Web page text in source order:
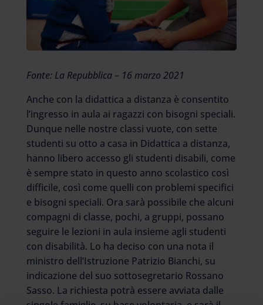
Fonte: La Repubblica – 16 marzo 2021
Anche con la didattica a distanza è consentito
l’ingresso in aula ai ragazzi con bisogni speciali.
Dunque nelle nostre classi vuote, con sette
studenti su otto a casa in Didattica a distanza,
hanno libero accesso gli studenti disabili, come
è sempre stato in questo anno scolastico così
difficile, così come quelli con problemi specifici
e bisogni speciali. Ora sarà possibile che alcuni
compagni di classe, pochi, a gruppi, possano
seguire le lezioni in aula insieme agli studenti
con disabilità. Lo ha deciso con una nota il
ministro dell’Istruzione Patrizio Bianchi, su
indicazione del suo sottosegretario Rossano
Sasso. La richiesta potrà essere avviata dalle